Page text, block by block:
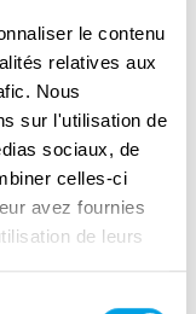
le contenu
relatives aux
Nous
sur l'utilisation de
sociaux, de
celles-ci
avez fournies
de leurs